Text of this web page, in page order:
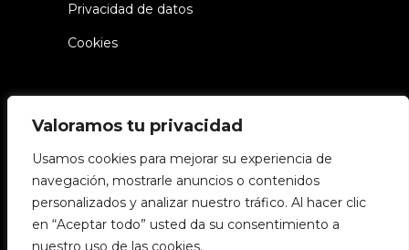
Valoramos tu privacidad
Usamos cookies para mejorar su experiencia de
navegación, mostrarle anuncios o contenidos
personalizados y analizar nuestro tráfico. Al hacer clic
en “Aceptar todo” usted da su consentimiento a
nuestro uso de las cookies.
Privacidad de datos
Cookies
© Chiwake – Todos los derechos
reservados